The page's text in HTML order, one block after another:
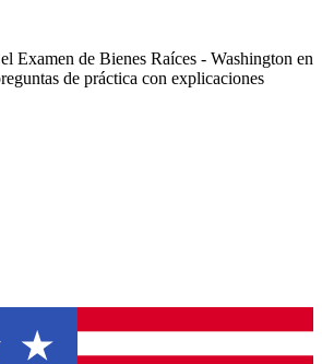
Examen de Bienes Raíces - Washington en
de práctica con explicaciones